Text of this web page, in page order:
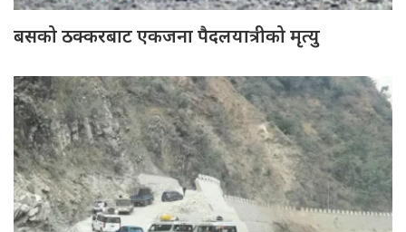
बसको ठक्करबाट एकजना पैदलयात्रीको मृत्यु